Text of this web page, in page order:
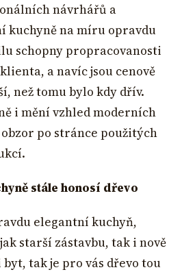
návrhářů a
kuchyně na míru opravdu
schopny propracovanosti
a navíc jsou cenově
než tomu bylo kdy dřív.
i mění vzhled moderních
po stránce použitých
stále honosí dřevo
elegantní kuchyň,
starší zástavbu, tak i nově
tak je pro vás dřevo tou